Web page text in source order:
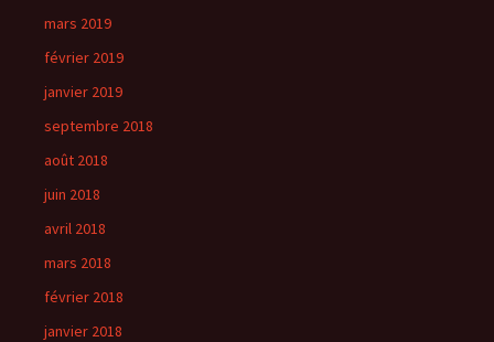
mars 2019
février 2019
janvier 2019
septembre 2018
août 2018
juin 2018
avril 2018
mars 2018
février 2018
janvier 2018